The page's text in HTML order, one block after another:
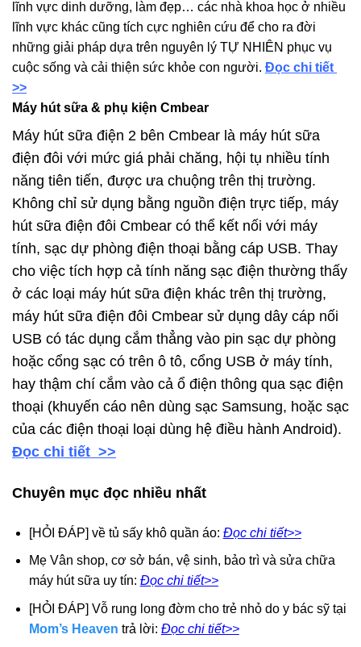
lĩnh vực dinh dưỡng, làm đẹp… các nhà khoa học ở nhiều
lĩnh vực khác cũng tích cực nghiên cứu để cho ra đời
những giải pháp dựa trên nguyên lý TỰ NHIÊN phục vụ
cuộc sống và cải thiện sức khỏe con người. Đọc chi tiết
>>
Máy hút sữa & phụ kiện Cmbear
Máy hút sữa điện 2 bên Cmbear là máy hút sữa
điện đôi với mức giá phải chăng, hội tụ nhiều tính
năng tiên tiến, được ưa chuộng trên thị trường.
Không chỉ sử dụng bằng nguồn điện trực tiếp, máy
hút sữa điện đôi Cmbear có thể kết nối với máy
tính, sạc dự phòng điện thoại bằng cáp USB. Thay
cho việc tích hợp cả tính năng sạc điện thường thấy
ở các loại máy hút sữa điện khác trên thị trường,
máy hút sữa điện đôi Cmbear sử dụng dây cáp nối
USB có tác dụng cắm thẳng vào pin sạc dự phòng
hoặc cổng sạc có trên ô tô, cổng USB ở máy tính,
hay thậm chí cắm vào cả ổ điện thông qua sạc điện
thoại (khuyến cáo nên dùng sạc Samsung, hoặc sạc
của các điện thoại loại dùng hệ điều hành Android).
Đọc chi tiết >>
Chuyên mục đọc nhiều nhất
[HỎI ĐÁP] về tủ sấy khô quần áo: Đọc chi tiết>>
Mẹ Vân shop, cơ sở bán, vệ sinh, bảo trì và sửa chữa
máy hút sữa uy tín: Đọc chi tiết>>
[HỎI ĐÁP] Vỗ rung long đờm cho trẻ nhỏ do y bác sỹ tại
Mom’s Heaven trả lời: Đọc chi tiết>>